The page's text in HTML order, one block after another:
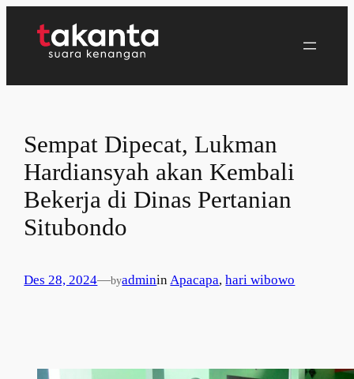
Sempat Dipecat, Lukman
Hardiansyah akan Kembali
Bekerja di Dinas Pertanian
Situbondo
Des 28, 2024—byadmininApacapa, hari wibowo